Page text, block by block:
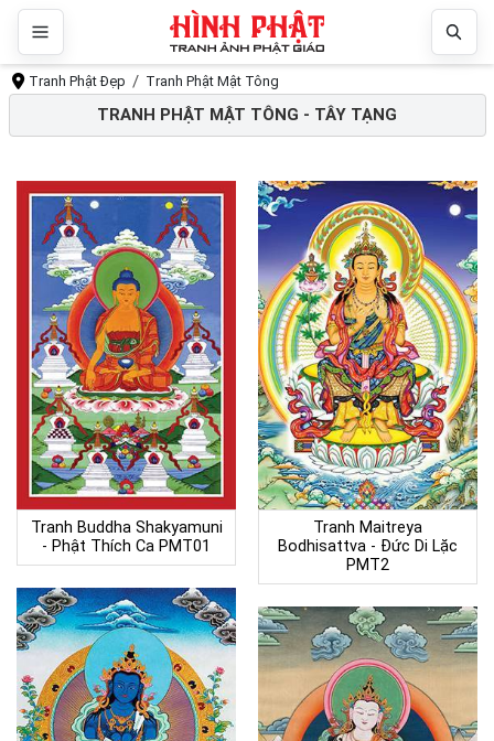
Tranh Phật Đẹp Tranh Phật Mật Tông
TRANH PHẬT MẬT TÔNG - TÂY TẠNG
Tranh Buddha Shakyamuni
- Phật Thích Ca PMT01
Tranh Maitreya
Bodhisattva - Đức Di Lặc
PMT2